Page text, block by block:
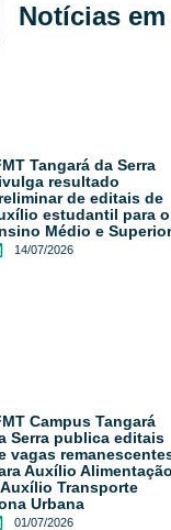
Notícias
Tangará da Serra
resultado
de editais de
estudantil para o
Médio e Superior
14/07/2026
Campus Tangará
Serra publica editais
vagas
Auxílio Alimentação
Transporte
Urbana
01/07/2026